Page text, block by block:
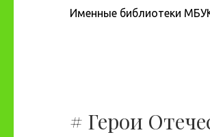
Именные библиотеки
# Герои